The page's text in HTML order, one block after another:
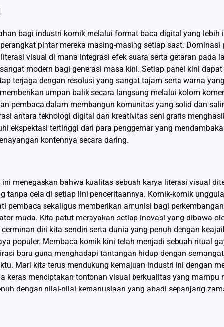
bagi industri komik melalui format baca digital yang lebih
pintar mereka masing-masing setiap saat. Dominasi
visual di mana integrasi efek suara serta getaran pada
modern bagi generasi masa kini. Setiap panel kini
terjaga dengan resolusi yang sangat tajam serta warna
umpan balik secara langsung melalui kolom
pembaca dalam membangun komunitas yang solid dan
antara teknologi digital dan kreativitas seni grafis
ekspektasi tertinggi dari para penggemar yang
kontennya secara daring.
ini menegaskan bahwa kualitas sebuah karya literasi visual
tanpa cela di setiap lini penceritaannya. Komik-komik
pembaca sekaligus memberikan amunisi bagi
muda. Kita patut merayakan setiap inovasi yang dibawa
diri kita sendiri serta dunia yang penuh dengan
populer. Membaca komik kini telah menjadi sebuah ritual
baru guna menghadapi tantangan hidup dengan
Mari kita terus mendukung kemajuan industri ini dengan
keras menciptakan tontonan visual berkualitas yang mampu
dengan nilai-nilai kemanusiaan yang abadi sepanjang